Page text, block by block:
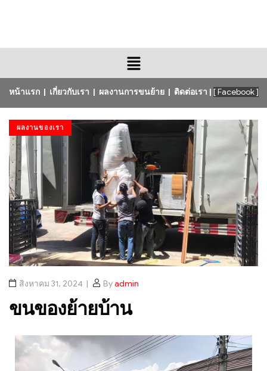
หน้าแรก| เกี่ยวกับเรา | ผลงานการขนย้าย| ติดต่อเรา | [ Facebook ]
ผลงานของเรา
สิงหาคม 31, 2024 Byadmin
ขนของย้ายบ้าน